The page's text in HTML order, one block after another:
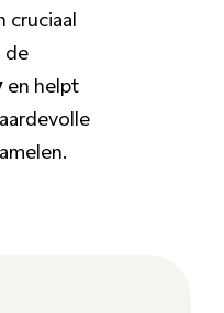
cruciaal
de
en helpt